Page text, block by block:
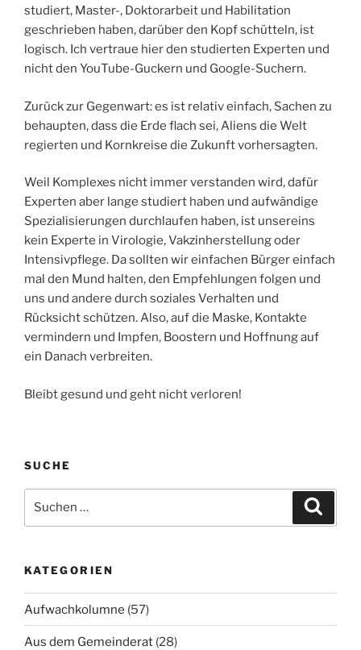
studiert, Master-, Doktorarbeit und Habilitation
geschrieben haben, darüber den Kopf schütteln, ist
logisch. Ich vertraue hier den studierten Experten und
nicht den YouTube-Guckern und Google-Suchern.
Zurück zur Gegenwart: es ist relativ einfach, Sachen zu
behaupten, dass die Erde flach sei, Aliens die Welt
regierten und Kornkreise die Zukunft vorhersagten.
Weil Komplexes nicht immer verstanden wird, dafür
Experten aber lange studiert haben und aufwändige
Spezialisierungen durchlaufen haben, ist unsereins
kein Experte in Virologie, Vakzinherstellung oder
Intensivpflege. Da sollten wir einfachen Bürger einfach
mal den Mund halten, den Empfehlungen folgen und
uns und andere durch soziales Verhalten und
Rücksicht schützen. Also, auf die Maske, Kontakte
vermindern und Impfen, Boostern und Hoffnung auf
ein Danach verbreiten.
Bleibt gesund und geht nicht verloren!
SUCHE
nach:
KATEGORIEN
Aufwachkolumne (57)
Aus dem Gemeinderat (28)